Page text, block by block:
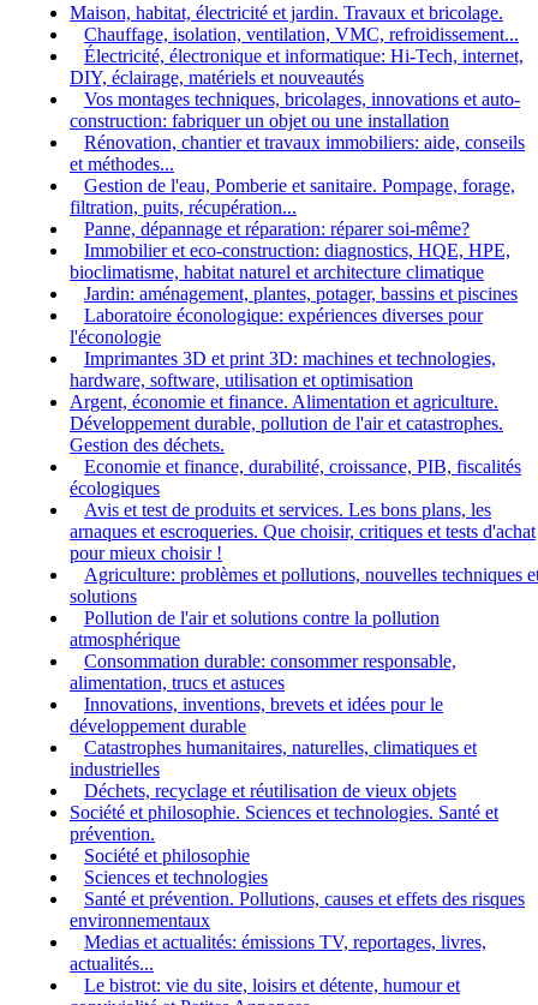
Maison, habitat, électricité et jardin. Travaux et bricolage.
Chauffage, isolation, ventilation, VMC, refroidissement...
Électricité, électronique et informatique: Hi-Tech, internet,
DIY, éclairage, matériels et nouveautés
Vos montages techniques, bricolages, innovations et auto-
construction: fabriquer un objet ou une installation
Rénovation, chantier et travaux immobiliers: aide, conseils
et méthodes...
Gestion de l'eau, Pomberie et sanitaire. Pompage, forage,
filtration, puits, récupération...
Panne, dépannage et réparation: réparer soi-même?
Immobilier et eco-construction: diagnostics, HQE, HPE,
bioclimatisme, habitat naturel et architecture climatique
Jardin: aménagement, plantes, potager, bassins et piscines
Laboratoire éconologique: expériences diverses pour
l'éconologie
Imprimantes 3D et print 3D: machines et technologies,
hardware, software, utilisation et optimisation
Argent, économie et finance. Alimentation et agriculture.
Développement durable, pollution de l'air et catastrophes.
Gestion des déchets.
Economie et finance, durabilité, croissance, PIB, fiscalités
écologiques
Avis et test de produits et services. Les bons plans, les
arnaques et escroqueries. Que choisir, critiques et tests d'achat
pour mieux choisir !
Agriculture: problèmes et pollutions, nouvelles techniques
solutions
Pollution de l'air et solutions contre la pollution
atmosphérique
Consommation durable: consommer responsable,
alimentation, trucs et astuces
Innovations, inventions, brevets et idées pour le
développement durable
Catastrophes humanitaires, naturelles, climatiques et
industrielles
Déchets, recyclage et réutilisation de vieux objets
Société et philosophie. Sciences et technologies. Santé et
prévention.
Société et philosophie
Sciences et technologies
Santé et prévention. Pollutions, causes et effets des risques
environnementaux
Medias et actualités: émissions TV, reportages, livres,
actualités...
Le bistrot: vie du site, loisirs et détente, humour et